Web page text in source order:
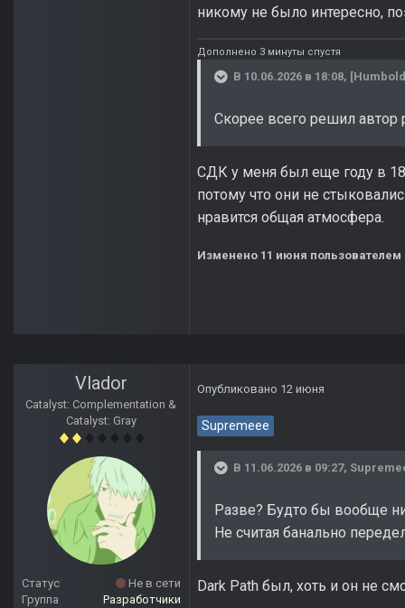
никому не было интересно,
Дополнено 3 минуты спустя
В 10.06.2026 в 18:08,
Скорее всего решил
СДК у меня был еще году в
потому что они не
нравится общая атмосфера.
Изменено 11 июня пользователем
Vlador
Catalyst: Complementation &
Catalyst: Gray
Статус
Не в сети
Группа
Разработчики
Опубликовано 12 июня
Supremeee
В 11.06.2026 в 09:27,
Разве? Будто бы вообще
Не считая банально
Dark Path был, хоть и он не